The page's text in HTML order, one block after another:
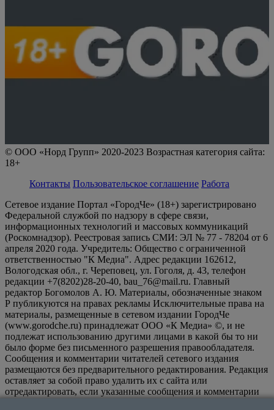
© ООО «Норд Групп» 2020-2023 Возрастная категория сайта:
18+
Контакты Пользовательское соглашение Работа
Сетевое издание Портал «ГородЧе» (18+) зарегистрировано
Федеральной службой по надзору в сфере связи,
информационных технологий и массовых коммуникаций
(Роскомнадзор). Реестровая запись СМИ: ЭЛ № 77 - 78204 от 6
апреля 2020 года. Учредитель: Общество с ограниченной
ответственностью "К Медиа". Адрес редакции 162612,
Вологодская обл., г. Череповец, ул. Гоголя, д. 43, телефон
редакции +7(8202)28-20-40, bau_76@mail.ru. Главный
редактор Богомолов А. Ю. Материалы, обозначенные знаком
Р публикуются на правах рекламы Исключительные права на
материалы, размещенные в сетевом издании ГородЧе
(www.gorodche.ru) принадлежат ООО «К Медиа» ©, и не
подлежат использованию другими лицами в какой бы то ни
было форме без письменного разрешения правообладателя.
Сообщения и комментарии читателей сетевого издания
размещаются без предварительного редактирования. Редакция
оставляет за собой право удалить их с сайта или
отредактировать, если указанные сообщения и комментарии